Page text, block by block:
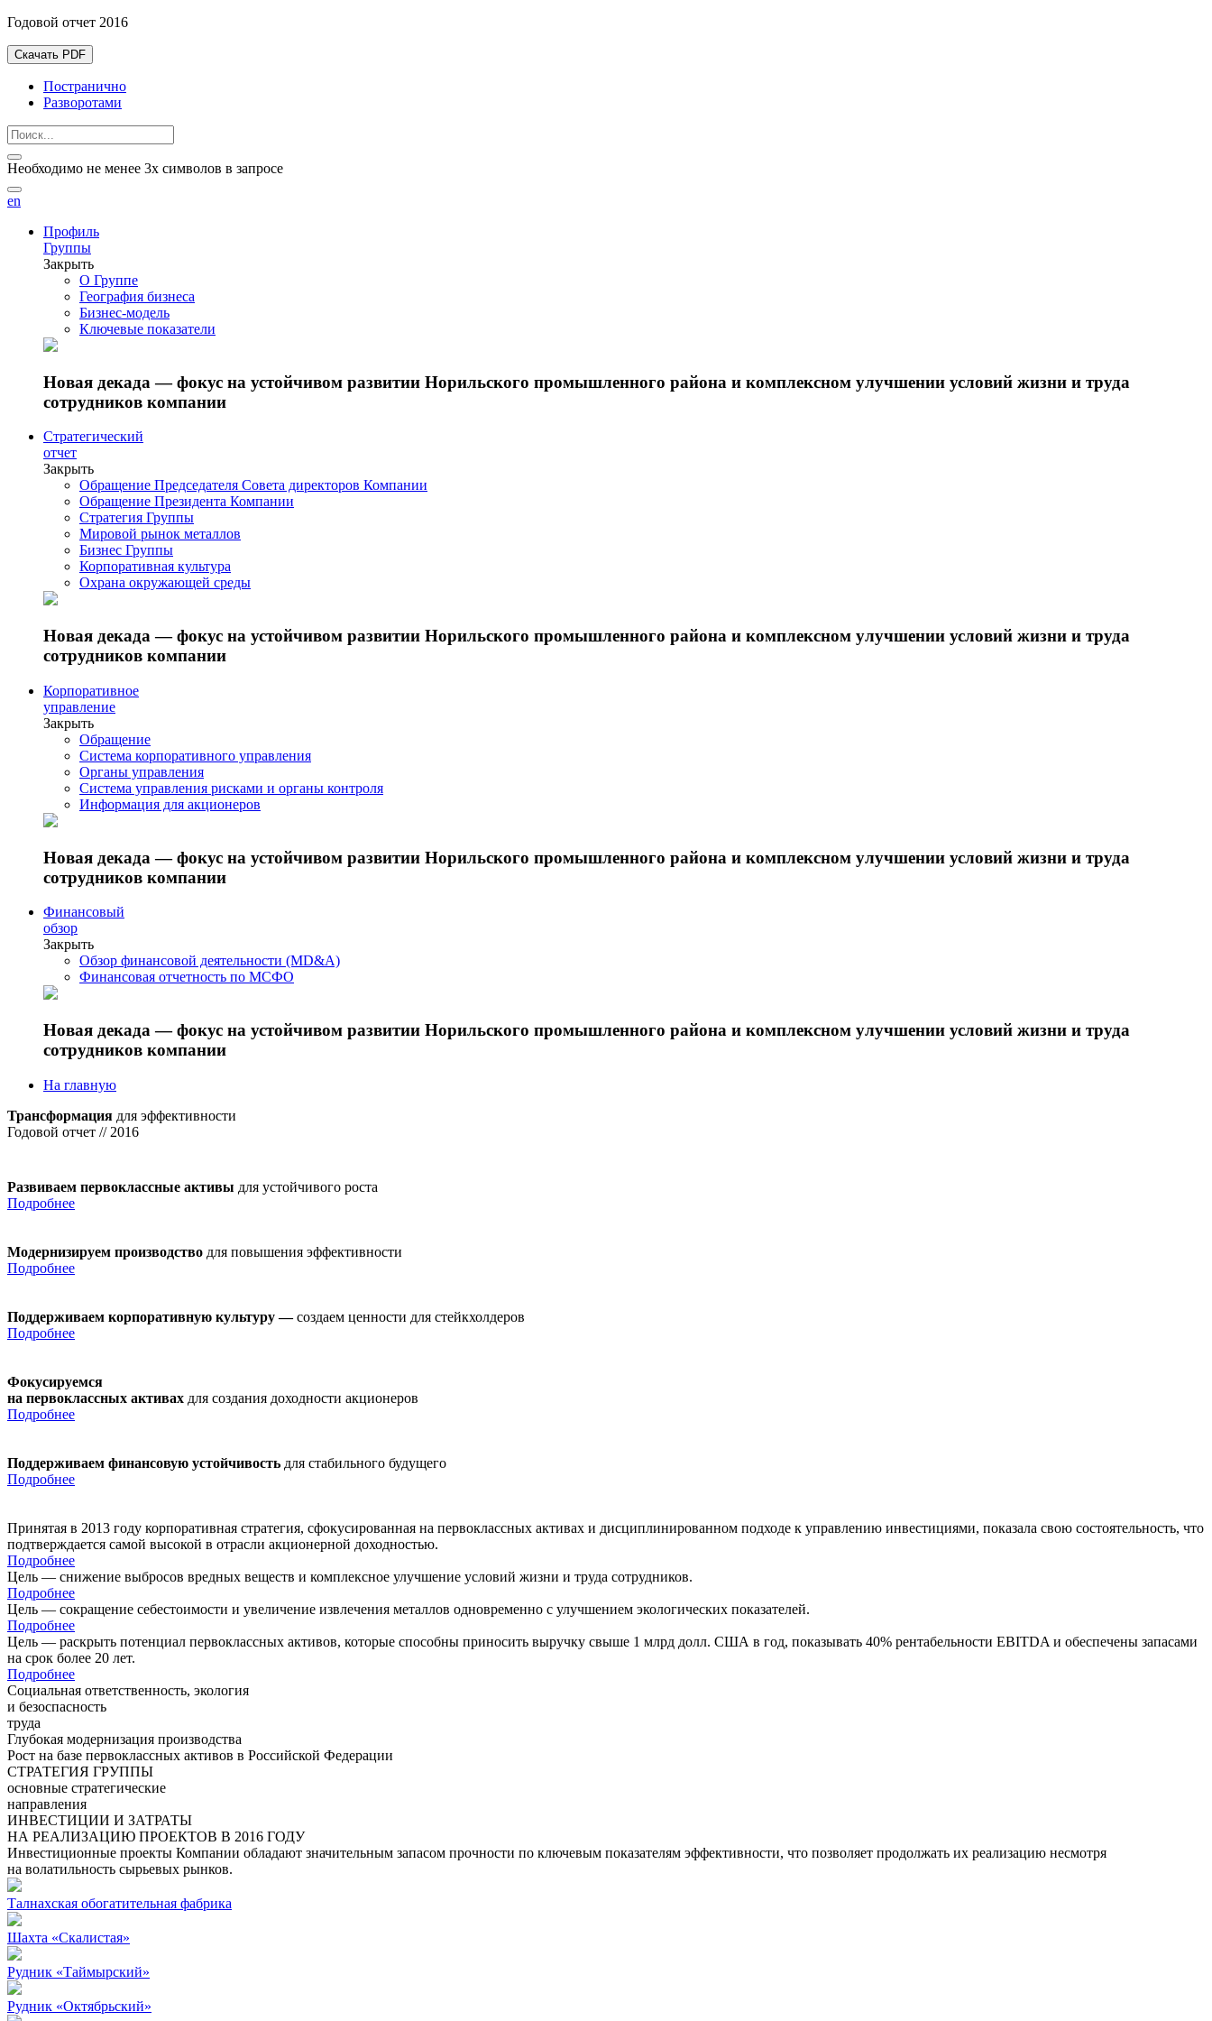
Годовой отчет 2016
Скачать PDF
Постранично
Разворотами
Необходимо не менее 3х символов в запросе
en
Профиль
Группы
Закрыть
О Группе
География бизнеса
Бизнес-модель
Ключевые показатели
Новая декада — фокус на устойчивом развитии Норильского промышленного района и комплексном улучшении условий жизни и труда
сотрудников компании
Стратегический
отчет
Закрыть
Обращение Председателя Совета директоров Компании
Обращение Президента Компании
Стратегия Группы
Мировой рынок металлов
Бизнес Группы
Корпоративная культура
Охрана окружающей среды
Новая декада — фокус на устойчивом развитии Норильского промышленного района и комплексном улучшении условий жизни и труда
сотрудников компании
Корпоративное
управление
Закрыть
Обращение
Система корпоративного управления
Органы управления
Система управления рисками и органы контроля
Информация для акционеров
Новая декада — фокус на устойчивом развитии Норильского промышленного района и комплексном улучшении условий жизни и труда
сотрудников компании
Финансовый
обзор
Закрыть
Обзор финансовой деятельности (MD&A)
Финансовая отчетность по МСФО
Новая декада — фокус на устойчивом развитии Норильского промышленного района и комплексном улучшении условий жизни и труда
сотрудников компании
На главную
Трансформация для эффективности
Годовой отчет // 2016
Развиваем первоклассные активы для устойчивого роста
Подробнее
Модернизируем производство для повышения эффективности
Подробнее
Поддерживаем корпоративную культуру —создаем ценности для стейкхолдеров
Подробнее
Фокусируемся
на первоклассных активах для создания доходности акционеров
Подробнее
Поддерживаем финансовую устойчивость для стабильного будущего
Подробнее
Принятая в 2013 году корпоративная стратегия, сфокусированная на первоклассных активах и дисциплинированном подходе к управлению инвестициями, показала свою состоятельность, что
подтверждается самой высокой в отрасли акционерной доходностью.
Подробнее
Цель — снижение выбросов вредных веществ и комплексное улучшение условий жизни и труда сотрудников.
Подробнее
Цель — сокращение себестоимости и увеличение извлечения металлов одновременно с улучшением экологических показателей.
Подробнее
Цель — раскрыть потенциал первоклассных активов, которые способны приносить выручку свыше 1 млрд долл. США в год, показывать 40% рентабельности EBITDA и обеспечены запасами
на срок более 20 лет.
Подробнее
Социальная ответственность, экология
и безоспасность
труда
Глубокая модернизация производства
Рост на базе первоклассных активов в Российской Федерации
СТРАТЕГИЯ ГРУППЫ
основные стратегические
направления
ИНВЕСТИЦИИ И ЗАТРАТЫ
НА РЕАЛИЗАЦИЮ ПРОЕКТОВ В 2016 ГОДУ
Инвестиционные проекты Компании обладают значительным запасом прочности по ключевым показателям эффективности, что позволяет продолжать их реализацию несмотря
на волатильность сырьевых рынков.
Талнахская обогатительная фабрика
Шахта «Скалистая»
Рудник «Таймырский»
Рудник «Октябрьский»